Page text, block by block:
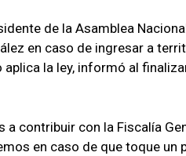
de la Asamblea
en caso de ingresar a
la ley, informó al
contribuir con la Fiscalía
en caso de que toque un